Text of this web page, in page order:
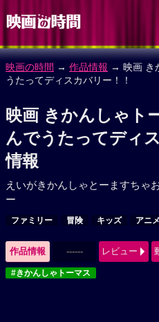
映画の時間 → 作品情報 → 映画 き
うたってディスカバリー！！
映画 きかんしゃト
んでうたってディ
情報
えいがきかんしゃとーますちゃ
ー
ファミリー 冒険 キッズ アニ
作品情報 ------ レビュー
#きかんしゃトーマス